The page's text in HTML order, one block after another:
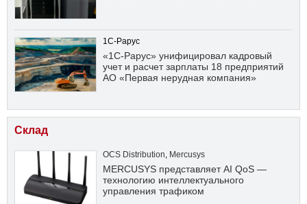
1С-Рарус
«1С-Рарус» унифицировал кадровый
учет и расчет зарплаты 18 предприятий
АО «Первая нерудная компания»
Склад
OCS Distribution Mercusys
MERCUSYS представляет AI QoS —
технологию интеллектуального
управления трафиком